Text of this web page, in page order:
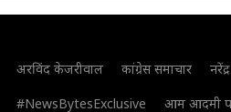
अरविंद केजरीवाल कांग्रेस समाचार
#NewsBytesExclusive
आम आदमी